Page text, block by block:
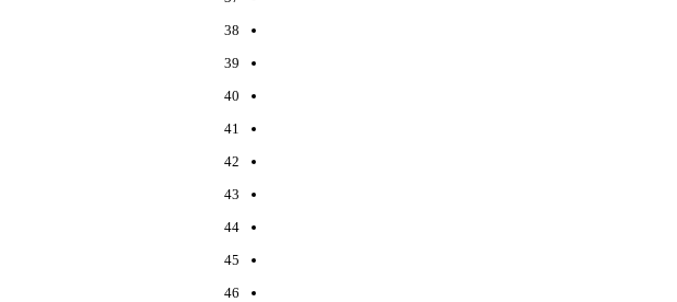
38
39
40
41
42
43
44
45
46